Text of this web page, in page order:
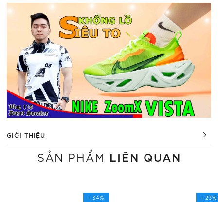
GIỚI THIỆU
SẢN PHẨM LIÊN QUAN
- 34% - 23%